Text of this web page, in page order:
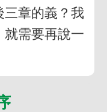
三章的義？我
就需要再說一